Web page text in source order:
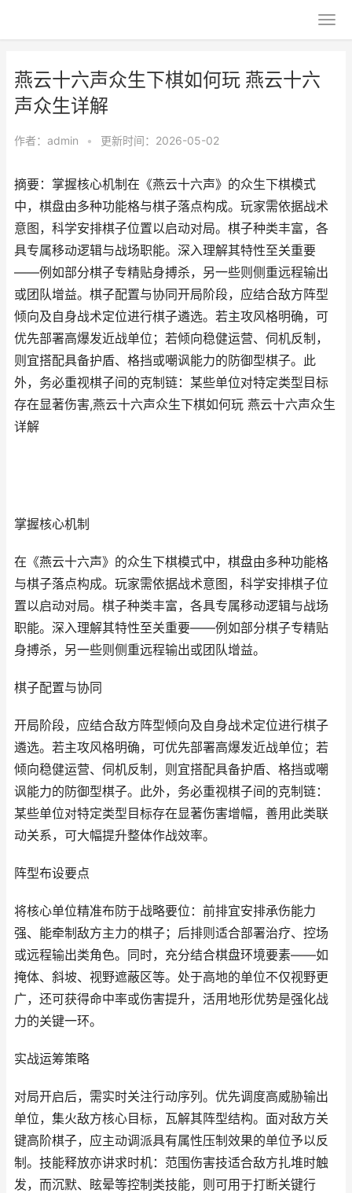
燕云十六声众生下棋如何玩 燕云十六
声众生详解
作者： admin • 更新时间：2026-05-02
摘要：掌握核心机制在《燕云十六声》的众生下棋模式
中，棋盘由多种功能格与棋子落点构成。玩家需依据战术
意图，科学安排棋子位置以启动对局。棋子种类丰富，各
具专属移动逻辑与战场职能。深入理解其特性至关重要
——例如部分棋子专精贴身搏杀，另一些则侧重远程输出
或团队增益。棋子配置与协同开局阶段，应结合敌方阵型
倾向及自身战术定位进行棋子遴选。若主攻风格明确，可
优先部署高爆发近战单位；若倾向稳健运营、伺机反制，
则宜搭配具备护盾、格挡或嘲讽能力的防御型棋子。此
外，务必重视棋子间的克制链：某些单位对特定类型目标
存在显著伤害,燕云十六声众生下棋如何玩 燕云十六声众生
详解
掌握核心机制
在《燕云十六声》的众生下棋模式中，棋盘由多种功能格
与棋子落点构成。玩家需依据战术意图，科学安排棋子位
置以启动对局。棋子种类丰富，各具专属移动逻辑与战场
职能。深入理解其特性至关重要——例如部分棋子专精贴
身搏杀，另一些则侧重远程输出或团队增益。
棋子配置与协同
开局阶段，应结合敌方阵型倾向及自身战术定位进行棋子
遴选。若主攻风格明确，可优先部署高爆发近战单位；若
倾向稳健运营、伺机反制，则宜搭配具备护盾、格挡或嘲
讽能力的防御型棋子。此外，务必重视棋子间的克制链：
某些单位对特定类型目标存在显著伤害增幅，善用此类联
动关系，可大幅提升整体作战效率。
阵型布设要点
将核心单位精准布防于战略要位：前排宜安排承伤能力
强、能牵制敌方主力的棋子；后排则适合部署治疗、控场
或远程输出类角色。同时，充分结合棋盘环境要素——如
掩体、斜坡、视野遮蔽区等。处于高地的单位不仅视野更
广，还可获得命中率或伤害提升，活用地形优势是强化战
力的关键一环。
实战运筹策略
对局开启后，需实时关注行动序列。优先调度高威胁输出
单位，集火敌方核心目标，瓦解其阵型结构。面对敌方关
键高阶棋子，应主动调派具有属性压制效果的单位予以反
制。技能释放亦讲求时机：范围伤害技适合敌方扎堆时触
发，而沉默、眩晕等控制类技能，则可用于打断关键行